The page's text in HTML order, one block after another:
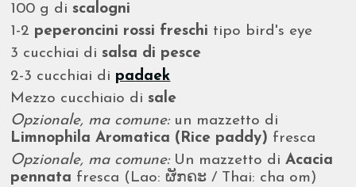
100 g discalogni
1-2 peperoncini rossi freschi tipo bird's eye
3 cucchiai disalsa di pesce
2-3 cucchiai di padaek
Mezzo cucchiaio disale
Opzionale, ma comune:un mazzetto di
Limnophila Aromatica (Rice paddy) fresca
Opzionale, ma comune:Un mazzetto diAcacia
pennata fresca (Lao: ຜັກຄະ / Thai: cha om)